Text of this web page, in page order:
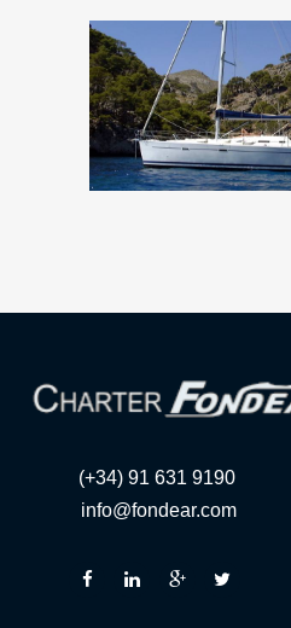
(+34) 91 631 9190
info@fondear.com